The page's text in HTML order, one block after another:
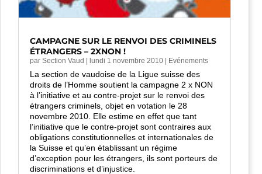
CAMPAGNE SUR LE RENVOI DES CRIMINELS
ÉTRANGERS – 2XNON !
par Section Vaud | lundi 1 novembre 2010 | Evénements
La section de vaudoise de la Ligue suisse des
droits de l’Homme soutient la campagne 2 x NON
à l’initiative et au contre-projet sur le renvoi des
étrangers criminels, objet en votation le 28
novembre 2010. Elle estime en effet que tant
l’initiative que le contre-projet sont contraires aux
obligations constitutionnelles et internationales de
la Suisse et qu’en établissant un régime
d’exception pour les étrangers, ils sont porteurs de
discriminations et d’injustice.